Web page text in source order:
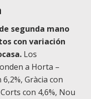
segunda mano
con variación
Los
a Horta –
Gràcia con
con 4,6%, Nou